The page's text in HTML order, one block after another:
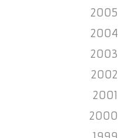
2005
2004
2003
2002
2001
2000